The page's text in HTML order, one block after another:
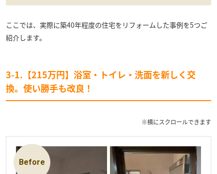
ここでは、実際に築40年程度の住宅をリフォームした事例を5つご
紹介します。
3-1.【215万円】浴室・トイレ・洗面を新しく交
換。使い勝手も改良！
※横にスクロールできます